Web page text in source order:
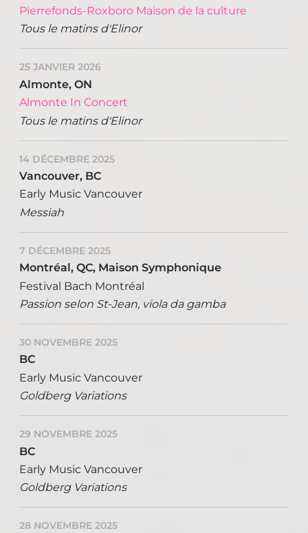
Pierrefonds-Roxboro Maison de la culture
Tous le matins d'Elinor
25 JANVIER 2026
Almonte, ON
Almonte In Concert
Tous le matins d'Elinor
14 DÉCEMBRE 2025
Vancouver, BC
Early Music Vancouver
Messiah
7 DÉCEMBRE 2025
Montréal, QC, Maison Symphonique
Festival Bach Montréal
Passion selon St-Jean, viola da gamba
30 NOVEMBRE 2025
BC
Early Music Vancouver
Goldberg Variations
29 NOVEMBRE 2025
BC
Early Music Vancouver
Goldberg Variations
28 NOVEMBRE 2025